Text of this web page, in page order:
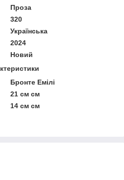
Проза
320
Українська
2024
Новий
Бронте Емілі
21 см см
14 см см